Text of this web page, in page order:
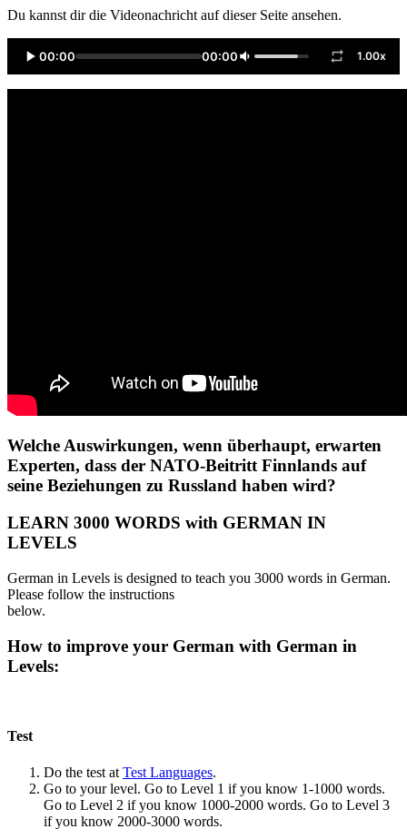
Du kannst dir die Videonachricht auf dieser Seite ansehen.
00:00 00:00 1.00x
Welche Auswirkungen, wenn überhaupt, erwarten
Experten, dass der NATO-Beitritt Finnlands auf
seine Beziehungen zu Russland haben wird?
LEARN 3000 WORDS with GERMAN IN
LEVELS
German in Levels is designed to teach you 3000 words in German.
Please follow the instructions
below.
How to improve your German with German in
Levels:
Test
Do the test at Test Languages.
Go to your level. Go to Level 1 if you know 1-1000 words.
Go to Level 2 if you know 1000-2000 words. Go to Level 3
if you know 2000-3000 words.